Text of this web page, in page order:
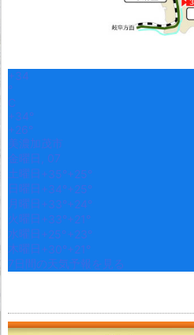
+34
°
C
+34°
+26°
美濃加茂市
金曜日, 07
土曜日 +35°+25°
日曜日 +34°+25°
月曜日 +33°+24°
火曜日 +33°+21°
水曜日 +25° +23°
木曜日 +30°+21°
7日間の天気予報を見る